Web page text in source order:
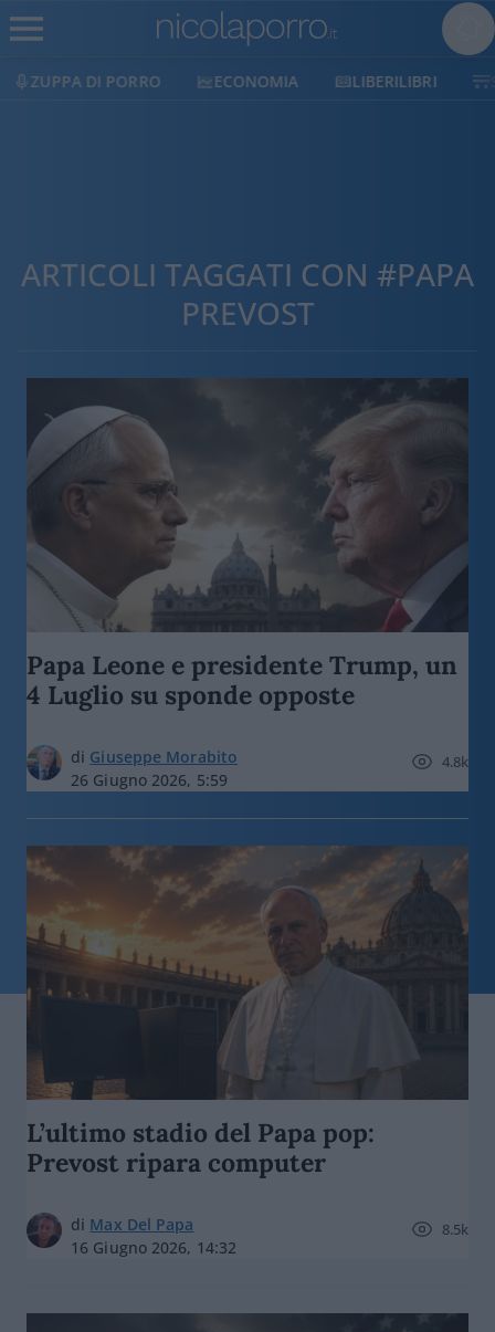
ECONOMIA LIBERILIBRI SHOP SOSTIENICI
ARTICOLI TAGGATI CON #PAPA
PREVOST
Papa Leone e presidente Trump, un
4 Luglio su sponde opposte
di Giuseppe Morabito
26 Giugno 2026, 5:59
4.8k
L’ultimo stadio del Papa pop:
Prevost ripara computer
di Max Del Papa
16 Giugno 2026, 14:32
8.5k